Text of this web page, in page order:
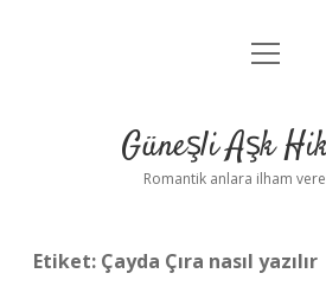
Anasayfa
Yasal Uyarı
menüyü
Güneşli Aşk
Romantik anlara ilham
Etiket: Çayda Çıra nasıl yazılır